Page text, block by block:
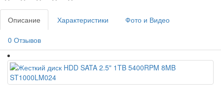
Описание Характеристики Фото и Видео
0 Отзывов